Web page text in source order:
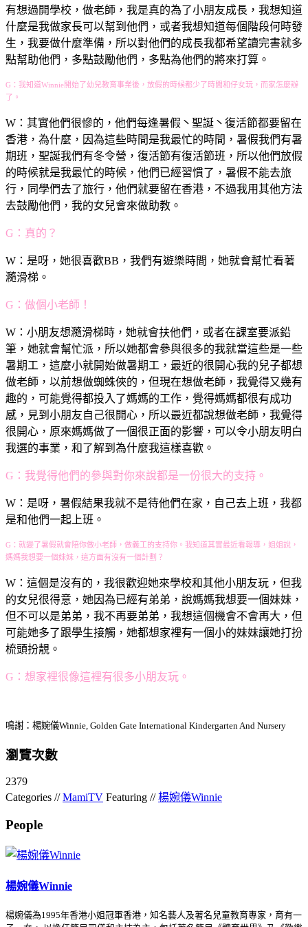
有想過開學校，做老師，我是真的為了小朋友成長，我想知道
什麼是我做家長可以幫到他們，或者我想知道每個階段何時發
生，我要做什麼準備，所以對他們的成長我都希望讀完書就多
點幫助他們，多點鼓勵他們，多點為他們的將來打算。
G：我知道Winnie開始了幼兒教育事業後，放假的時候都少了時間和仔女玩，而家怎麼辦
了。
W：其實他們很慘的，他們每逢暑假丶聖誕丶復活節都要留在
香港，為什麼，因為這些時間是我最忙的時間，暑假我們有暑
期班，聖誕我們有冬令營，復活節有復活節班，所以他們放假
的時候就是我最忙的時候，他們已經習慣了，暑假不能去旅
行，同學們去了旅行，他們就要留在香港，不過我用其他方法
去鼓勵他們，我的女兒會來做助教。
G：真的？
W：是呀，她很喜歡BB，我們有遊樂時間，她就會幫忙看著
瀡滑梯。
G：做個小老師！
W：小朋友想瀡滑梯時，她就會扶他們，或者在課室要派鉛
筆，她就會幫忙派，所以她都會參與很多的我就當這些是一些
暑期工，這麼小就開始做暑期工，最近的很開心我的兒子都想
做老師，以前想做蜘蛛俠的，但現在想做老師，我覺得又幾有
趣的，可能覺得都投入了媽媽的工作，覺得媽媽都很有成功
感，見到小朋友自己很開心，所以最近都說想做老師，我覺得
很開心，原來媽媽做了一個很正面的影響，可以令小朋友明白
我選的事業，和了解到為什麼我這樣喜歡。
G：我覺得他們的參與對你來說都是一份很大的支持。
W：是呀，暑假結果我就不是待他們在家，自己去上班，我都
是和他們一起上班。
G：就變了暑假就會陪你做小老師，做義工的支持你。我知道其實最近看報導，姐姐說，
媽媽我想要一個妹妹，這方面有沒有一個計劃？
W：這個是沒有的，我很歡迎她來學校和其他小朋友玩，但我
的女兒很得意，她因為已經有弟弟，說媽媽我想要一個妹妹，
但不可以是弟弟，我不再要弟弟，我想這個機會不會再大，但
可能她多了跟學生接觸，她都想家裡有一個小的妹妹讓她打扮
梳頭扮靚。
G：想家裡很像這裡有很多小朋友玩。
鳴謝：楊婉儀Winnie, Golden Gate International Kindergarten And Nursery
瀏覽次數
2379
Categories //MamiTV Featuring //楊婉儀Winnie
People
楊婉儀Winnie
楊婉儀為1995年香港小姐冠軍香港，知名藝人及著名兒童教育專家，育有一